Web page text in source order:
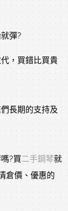
彈?
，買錯比買貴
長期的支持及
?買二手鋼琴就
倉價、優惠的